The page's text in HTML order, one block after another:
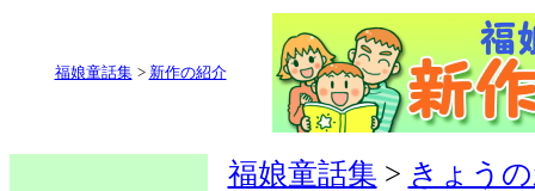
福娘童話集 > 新作の紹介
福娘童話集 > きょう